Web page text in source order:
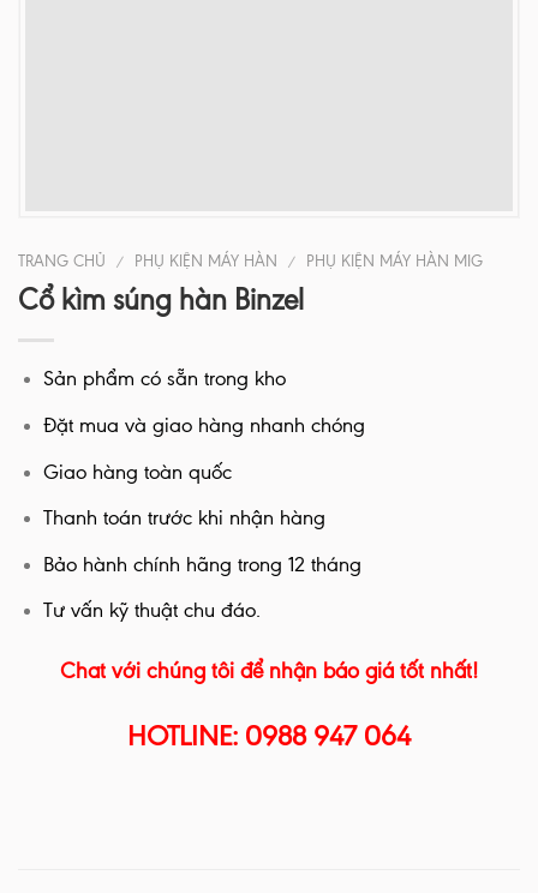
TRANG CHỦ / PHỤ KIỆN MÁY HÀN / PHỤ KIỆN MÁY HÀN MIG
Cổ kìm súng hàn Binzel
Sản phẩm có sẵn trong kho
Đặt mua và giao hàng nhanh chóng
Giao hàng toàn quốc
Thanh toán trước khi nhận hàng
Bảo hành chính hãng trong 12 tháng
Tư vấn kỹ thuật chu đáo.
Chat với chúng tôi để nhận báo giá tốt nhất!
HOTLINE: 0988 947 064